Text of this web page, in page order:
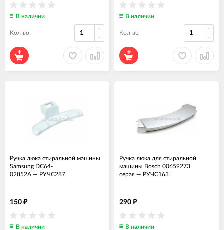
В наличии
Кол-во
В наличии
Кол-во
Ручка люка стиральной машины
Samsung DC64-
02852A — РУЧС287
150 ₽
В наличии
Ручка люка для стиральной
машины Bosch 00659273
серая — РУЧС163
290 ₽
В наличии